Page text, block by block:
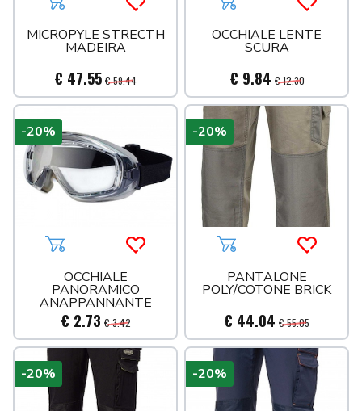
Aggiungi al carrelloAcquista più tardi
MICROPYLE STRECTH
MADEIRA
€ 47.55 € 59.44
Aggiungi al carrello
OCCHIALE LENTE
SCURA
€ 9.84 € 12.30
Aggiungi al carrelloAcquista più tardi
OCCHIALE
PANORAMICO
ANAPPANNANTE
€ 2.73 € 3.42
-20%
Aggiungi al carrello
PANTALONE
POLY/COTONE BRICK
€ 44.04 € 55.05
-20%
-20% -20%